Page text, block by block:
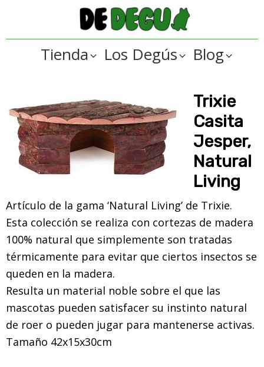
la
navegación
contenido
principal
De
Tienda
online
y
regalos
??
para
Tienda Los Degús Blog
Trixie
Casita
Jesper,
Natural
Living
Artículo de la gama ‘Natural Living’ de Trixie.
Esta colección se realiza con cortezas de madera
100% natural que simplemente son tratadas
térmicamente para evitar que ciertos insectos se
queden en la madera.
Resulta un material noble sobre el que las
mascotas pueden satisfacer su instinto natural
de roer o pueden jugar para mantenerse activas.
Tamaño 42x15x30cm